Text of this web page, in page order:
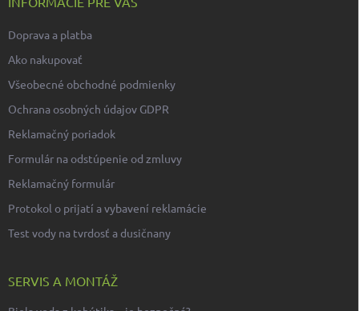
Doprava a platba
Ako nakupovať
Všeobecné obchodné podmienky
Ochrana osobných údajov GDPR
Reklamačný poriadok
Formulár na odstúpenie od zmluvy
Reklamačný formulár
Protokol o prijatí a vybavení reklamácie
Test vody na tvrdosť a dusičnany
SERVIS A MONTÁŽ